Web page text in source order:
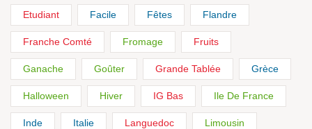
Etudiant Facile Fêtes Flandre
Franche Comté Fromage Fruits
Ganache Goûter Grande Tablée Grèce
Halloween Hiver IG Bas Ile De France
Inde Italie Languedoc Limousin